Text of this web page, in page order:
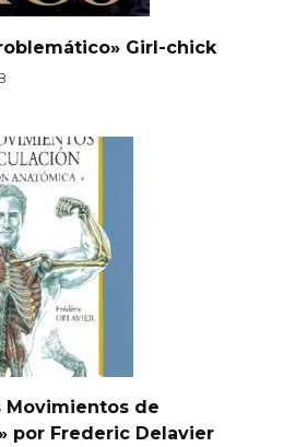
Girl-chick
Movimientos de
por Frederic Delavier